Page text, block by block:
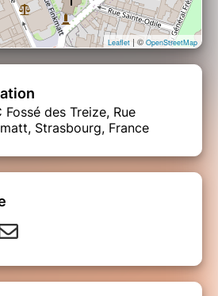
Leaflet | © OpenStreetMap
Fossé des Treize, Rue
Strasbourg, France